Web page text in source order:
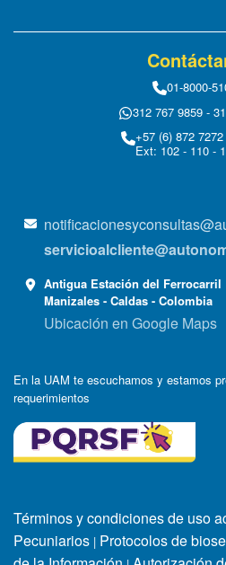
01-8000-
312 767 9859 -
+57 (6) 872
Ext: 102 - 110 -
Antigua Estación del Ferrocarril
Manizales - Caldas - Colombia
Ubicación en Google Maps
En la UAM te escuchamos y estamos
requerimientos
Términos y condiciones de uso
Pecuniarios | Protocolos de